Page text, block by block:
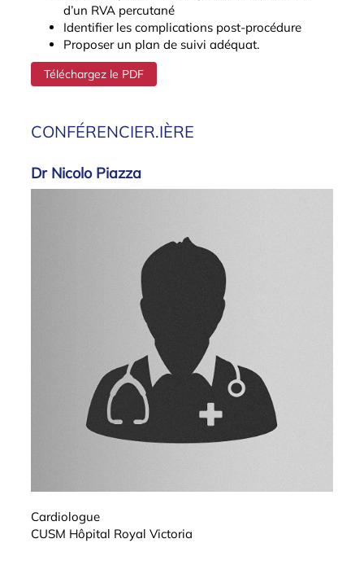
CONFÉRENCIER.IÈRE
Dr Nicolo Piazza
Cardiologue
CUSM Hôpital Royal Victoria
d’un RVA percutané
Identifier les complications post-procédure
Proposer un plan de suivi adéquat.
Téléchargez le PDF